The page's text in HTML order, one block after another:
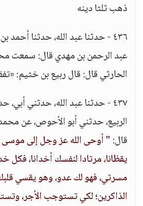
ذهب ثلثا دينه
٤٣٦ - حدثنا عبد الله، حدثنا أحمد
عبد الرحمن بن مهدي قال: سمعت
الحارثي قال: قال ربيع بن خثيم:
٤٣٧ - حدثنا عبد الله، حدثني
الربيع، حدثني أبو الأحوص، عن
قال:" أوحى الله عز وجل إلى
يقظانا، مرتادا لنفسك أخدانا، فكل
مسرتي، فهو لك عدو، وهو يقسي
الذاكرين؛ لكي تستوجب الأجر،